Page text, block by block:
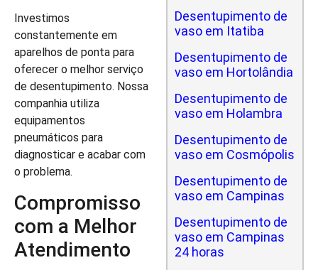
Investimos
constantemente em
aparelhos de ponta para
oferecer o melhor serviço
de desentupimento. Nossa
companhia utiliza
equipamentos
pneumáticos para
diagnosticar e acabar com
o problema.
Compromisso
com a Melhor
Atendimento
Desentupimento de
vaso em Itatiba
Desentupimento de
vaso em Hortolândia
Desentupimento de
vaso em Holambra
Desentupimento de
vaso em Cosmópolis
Desentupimento de
vaso em Campinas
Desentupimento de
vaso em Campinas
24 horas